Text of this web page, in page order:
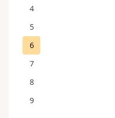
4
5
6
7
8
9